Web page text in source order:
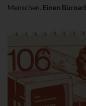
Menschen. Einen